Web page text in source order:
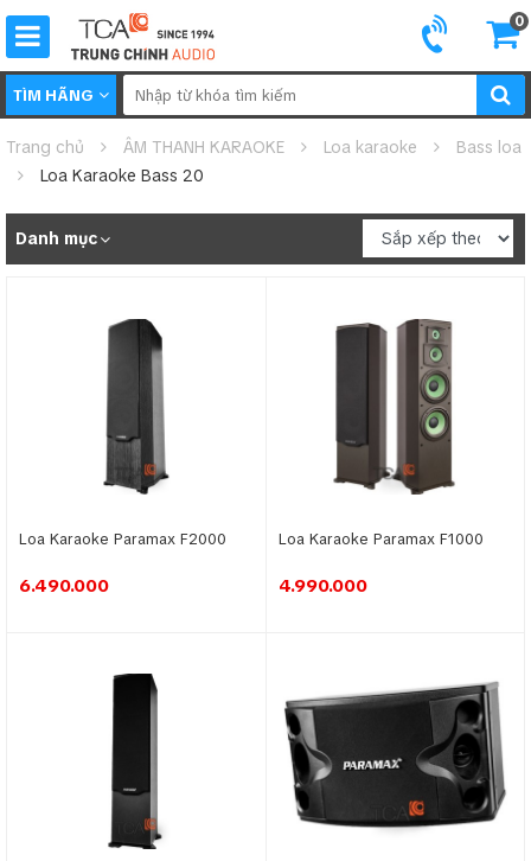
0
TÌM HÃNG
Trang chủ ÂM THANH KARAOKE Loa karaoke
Bass loa
Loa Karaoke Bass 20
Danh mục
Loa Karaoke Paramax F2000
6.490.000
Loa Karaoke Paramax F1000
4.990.000